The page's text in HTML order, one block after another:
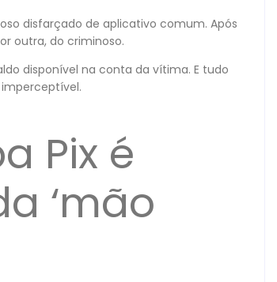
disfarçado de aplicativo comum. Após
outra, do criminoso.
disponível na conta da vítima. E tudo
Pix é
‘mão